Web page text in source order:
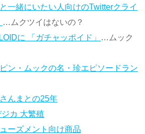
一緒にいたい人向けのTwitterクライ
…ムクツイはないの？
に 「ガチャッポイド」
…ムック
ン・ムックの名・珍エピソードラン
んまとの25年
カ 大繁殖
ーズメント向け商品